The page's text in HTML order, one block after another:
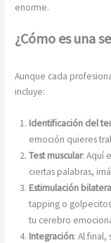
enorme.
¿Cómo es una
Aunque cada
incluye:
Identificación del
emoción quieres
Test muscular: Aquí
ciertas palabras,
Estimulación
tapping o
tu cerebro
Integración: Al